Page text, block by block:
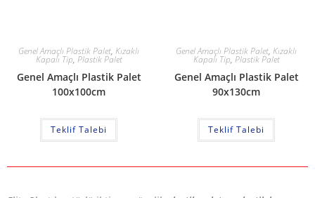
Genel Amaçlı Plastik Palet, Kızaklı
Kapalı Tip, Plastik Palet
Genel Amaçlı Plastik Palet
100x100cm
Teklif Talebi
Genel Amaçlı Plastik Palet, Kızaklı
Kapalı Tip, Plastik Palet
Genel Amaçlı Plastik Palet
90x130cm
Teklif Talebi